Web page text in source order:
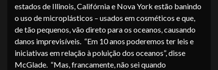
estados de Illinois, Califórnia e Nova York estão banindo
o uso de microplásticos – usados em cosméticos e que,
de tão pequenos, vão direto para os oceanos, causando
danos imprevisíveis. “Em 10 anos poderemos ter leis e
iniciativas em relação à poluição dos oceanos”, disse
McGlade. “Mas, francamente, não sei quando